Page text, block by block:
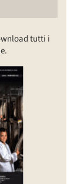
tutti i